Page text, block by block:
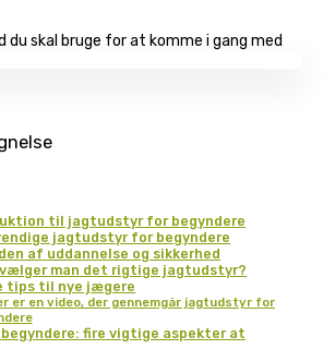
til jagtudstyr for begyndere
jagtudstyr for begyndere
af uddannelse og sikkerhed
vælger man det rigtige jagtudstyr?
tips til nye jægere
er en video, der gennemgår jagtudstyr for
fire vigtige aspekter at